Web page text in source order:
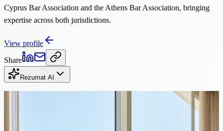
Cyprus Bar Association and the Athens Bar Association, bringing
expertise across both jurisdictions.
View profile
Share
Rezumat AI